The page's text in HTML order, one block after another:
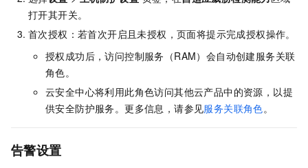
打开其开关。
首次授权：若首次开启且未授权，页面将提示完成授权操作。
授权成功后，访问控制服务（RAM）会自动创建服务关联
角色。
云安全中心将利用此角色访问其他云产品中的资源，以提
供安全防护服务。更多信息，请参见服务关联角色。
告警设置